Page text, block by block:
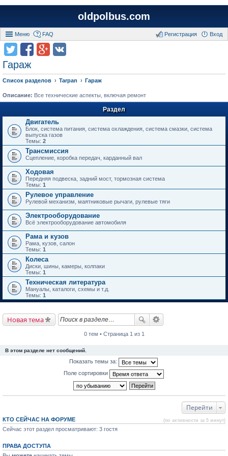
oldpolbus.com
Меню FAQ Вход
Регистрация
Гараж
Список разделов Tarpan Гараж
Описание: Все технические аспекты, включая ремонт
Раздел
Двигатель
Блок, система питания, система охлаждения, система смазки, система
выпуска газов
Темы: 2
Трансмиссия
Сцепление, коробка передач, карданный вал
Ходовая
Передняя подвеска, задний мост, тормозная система
Темы: 1
Рулевое управление
Рулевой механизм, маятниковые рычаги, рулевые тяги
Электрооборудование
Всё электрооборудование автомобиля
Рама и кузов
Рама, кузов, салон
Темы: 1
Колеса
Диски, шины, камеры, колпаки
Темы: 1
Техническая литература
Мануалы, каталоги, схемы и т.д.
Темы: 1
Новая тема
0 тем • Страница 1 из 1
В этом разделе нет сообщений.
Показать темы за:
Поле сортировки
Перейти
КТО СЕЙЧАС НА ФОРУМЕ (по активности за 5 минут)
Сейчас этот раздел просматривают: 3 гостя
ПРАВА ДОСТУПА